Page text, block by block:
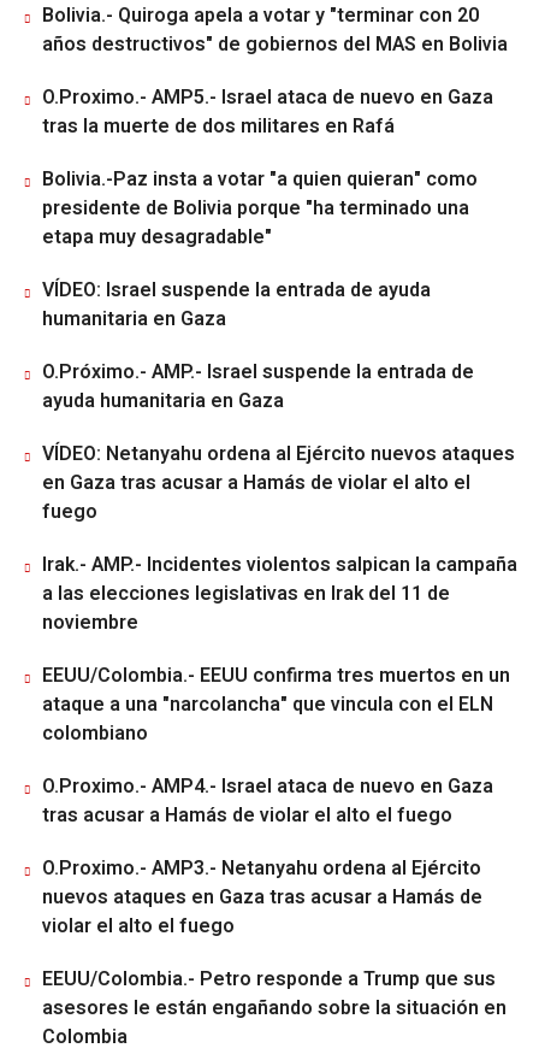
Bolivia.- Quiroga apela a votar y "terminar con 20
años destructivos" de gobiernos del MAS en Bolivia
O.Proximo.- AMP5.- Israel ataca de nuevo en Gaza
tras la muerte de dos militares en Rafá
Bolivia.-Paz insta a votar "a quien quieran" como
presidente de Bolivia porque "ha terminado una
etapa muy desagradable"
VÍDEO: Israel suspende la entrada de ayuda
humanitaria en Gaza
O.Próximo.- AMP.- Israel suspende la entrada de
ayuda humanitaria en Gaza
VÍDEO: Netanyahu ordena al Ejército nuevos ataques
en Gaza tras acusar a Hamás de violar el alto el
fuego
Irak.- AMP.- Incidentes violentos salpican la campaña
a las elecciones legislativas en Irak del 11 de
noviembre
EEUU/Colombia.- EEUU confirma tres muertos en un
ataque a una "narcolancha" que vincula con el ELN
colombiano
O.Proximo.- AMP4.- Israel ataca de nuevo en Gaza
tras acusar a Hamás de violar el alto el fuego
O.Proximo.- AMP3.- Netanyahu ordena al Ejército
nuevos ataques en Gaza tras acusar a Hamás de
violar el alto el fuego
EEUU/Colombia.- Petro responde a Trump que sus
asesores le están engañando sobre la situación en
Colombia